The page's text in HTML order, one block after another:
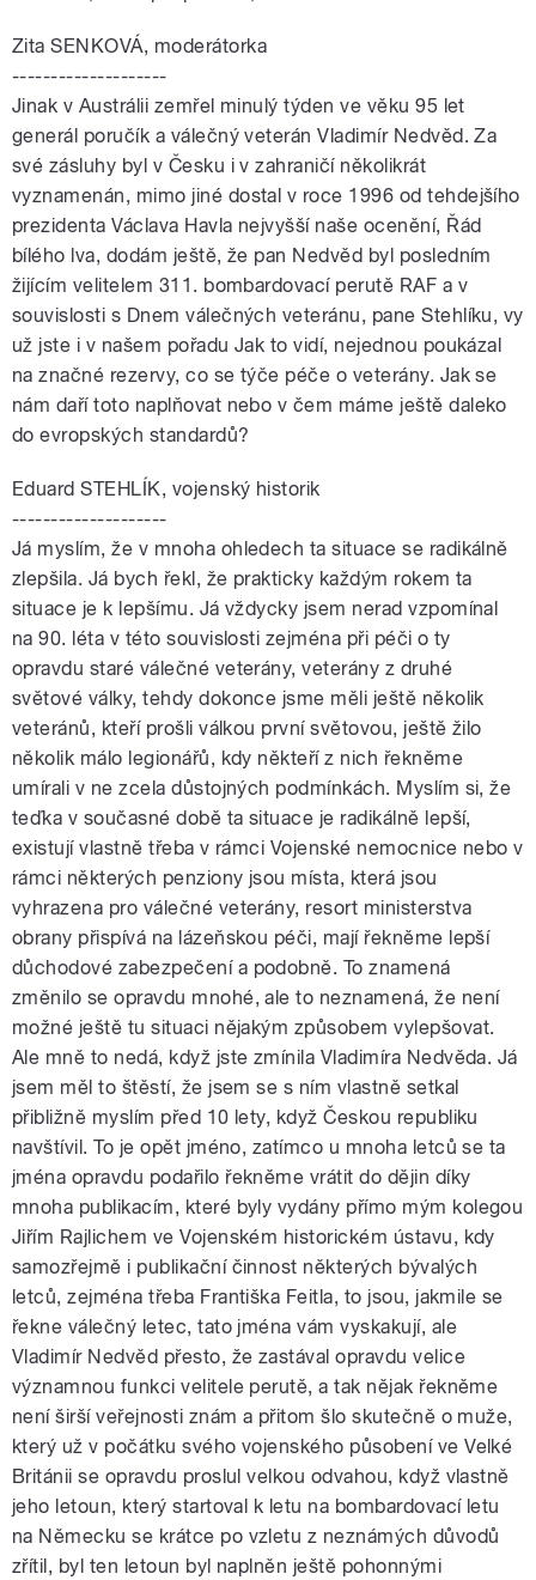
Zita SENKOVÁ, moderátorka
--------------------
Jinak v Austrálii zemřel minulý týden ve věku 95 let
generál poručík a válečný veterán Vladimír Nedvěd. Za
své zásluhy byl v Česku i v zahraničí několikrát
vyznamenán, mimo jiné dostal v roce 1996 od tehdejšího
prezidenta Václava Havla nejvyšší naše ocenění, Řád
bílého lva, dodám ještě, že pan Nedvěd byl posledním
žijícím velitelem 311. bombardovací perutě RAF a v
souvislosti s Dnem válečných veteránu, pane Stehlíku, vy
už jste i v našem pořadu Jak to vidí, nejednou poukázal
na značné rezervy, co se týče péče o veterány. Jak se
nám daří toto naplňovat nebo v čem máme ještě daleko
do evropských standardů?
Eduard STEHLÍK, vojenský historik
--------------------
Já myslím, že v mnoha ohledech ta situace se radikálně
zlepšila. Já bych řekl, že prakticky každým rokem ta
situace je k lepšímu. Já vždycky jsem nerad vzpomínal
na 90. léta v této souvislosti zejména při péči o ty
opravdu staré válečné veterány, veterány z druhé
světové války, tehdy dokonce jsme měli ještě několik
veteránů, kteří prošli válkou první světovou, ještě žilo
několik málo legionářů, kdy někteří z nich řekněme
umírali v ne zcela důstojných podmínkách. Myslím si, že
teďka v současné době ta situace je radikálně lepší,
existují vlastně třeba v rámci Vojenské nemocnice nebo v
rámci některých penziony jsou místa, která jsou
vyhrazena pro válečné veterány, resort ministerstva
obrany přispívá na lázeňskou péči, mají řekněme lepší
důchodové zabezpečení a podobně. To znamená
změnilo se opravdu mnohé, ale to neznamená, že není
možné ještě tu situaci nějakým způsobem vylepšovat.
Ale mně to nedá, když jste zmínila Vladimíra Nedvěda. Já
jsem měl to štěstí, že jsem se s ním vlastně setkal
přibližně myslím před 10 lety, když Českou republiku
navštívil. To je opět jméno, zatímco u mnoha letců se ta
jména opravdu podařilo řekněme vrátit do dějin díky
mnoha publikacím, které byly vydány přímo mým kolegou
Jiřím Rajlichem ve Vojenském historickém ústavu, kdy
samozřejmě i publikační činnost některých bývalých
letců, zejména třeba Františka Feitla, to jsou, jakmile se
řekne válečný letec, tato jména vám vyskakují, ale
Vladimír Nedvěd přesto, že zastával opravdu velice
významnou funkci velitele perutě, a tak nějak řekněme
není širší veřejnosti znám a přitom šlo skutečně o muže,
který už v počátku svého vojenského působení ve Velké
Británii se opravdu proslul velkou odvahou, když vlastně
jeho letoun, který startoval k letu na bombardovací letu
na Německu se krátce po vzletu z neznámých důvodů
zřítil, byl ten letoun byl naplněn ještě pohonnými